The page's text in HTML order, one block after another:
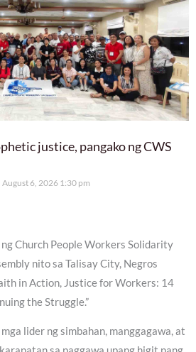
justice, pangako ng CWS
August 6, 2026 1:30 pm
Church People Workers Solidarity
nito sa Talisay City, Negros
in Action, Justice for Workers: 14
the Struggle.”
lider ng simbahan, manggagawa, at